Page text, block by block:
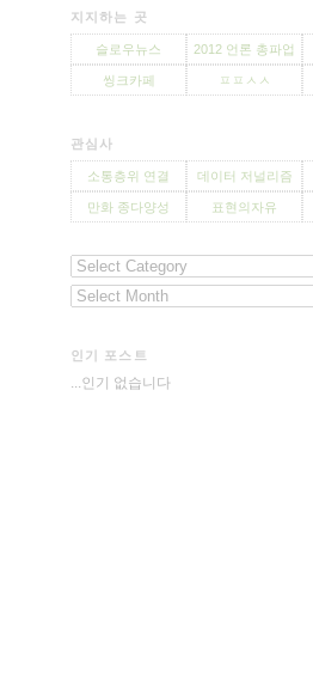
지지하는 곳
슬로우뉴스 2012 언론 총파업
씽크카페 ㅍㅍㅅㅅ
관심사
소통층위 연결 데이터 저널리즘
만화 종다양성 표현의자유
인기 포스트
...인기 없습니다